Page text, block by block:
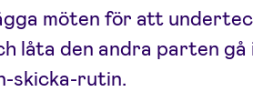
möten för att
låta den andra parten
skicka-rutin.